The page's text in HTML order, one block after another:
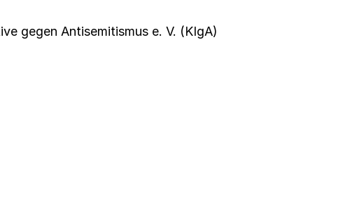
gegen Antisemitismus e. V. (KIgA)